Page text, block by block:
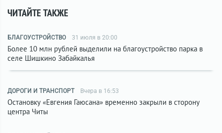
ЧИТАЙТЕ ТАКЖЕ
БЛАГОУСТРОЙСТВО 31 июля в 20:00
Более 10 млн рублей выделили на благоустройство парка в
селе Шишкино Забайкалья
ДОРОГИ И ТРАНСПОРТ Вчера в 16:53
Остановку «Евгения Гаюсана» временно закрыли в сторону
центра Читы